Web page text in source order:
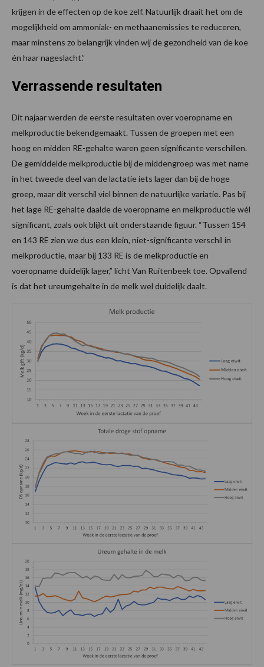
krijgen in de effecten op de koe zelf. Natuurlijk draait het om de
mogelijkheid om ammoniak- en methaanemissies te reduceren,
maar minstens zo belangrijk vinden wij de gezondheid van de koe
én haar nageslacht.”
Verrassende resultaten
Dit najaar werden de eerste resultaten over voeropname en
melkproductie bekendgemaakt. Tussen de groepen met een
hoog en midden RE-gehalte waren geen significante verschillen.
De gemiddelde melkproductie bij de middengroep was met name
in het tweede deel van de lactatie iets lager dan bij de hoge
groep, maar dit verschil viel binnen de natuurlijke variatie. Pas bij
het lage RE-gehalte daalde de voeropname en melkproductie wél
significant, zoals ook blijkt uit onderstaande figuur. “Tussen 154
en 143 RE zien we dus een klein, niet-significante verschil in
melkproductie, maar bij 133 RE is de melkproductie en
voeropname duidelijk lager,” licht Van Ruitenbeek toe. Opvallend
is dat het ureumgehalte in de melk wel duidelijk daalt.